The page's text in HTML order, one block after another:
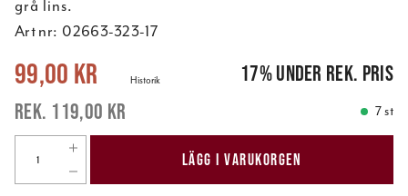
grå lins.
Art nr: 02663-323-17
Nuvarande pris: 119,00 kr
99,00 kr
119,00 kr
Historik 17%under rek. pris
7 st
LÄGG I VARUKORGEN